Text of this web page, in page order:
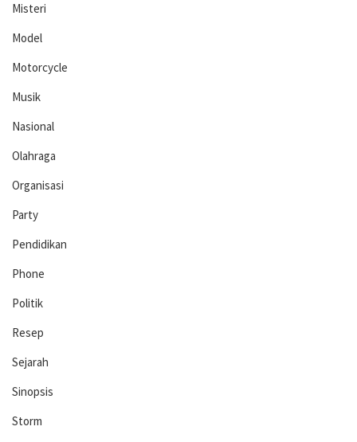
Misteri
Model
Motorcycle
Musik
Nasional
Olahraga
Organisasi
Party
Pendidikan
Phone
Politik
Resep
Sejarah
Sinopsis
Storm